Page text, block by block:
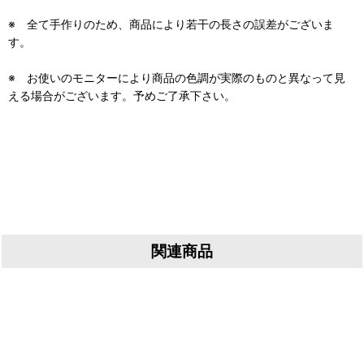
※ 全て手作りのため、商品により若干の長さの誤差がございま
す。
※ お使いのモニターにより商品の色調が実際のものと異なって見
える場合がございます。予めご了承下さい。
関連商品